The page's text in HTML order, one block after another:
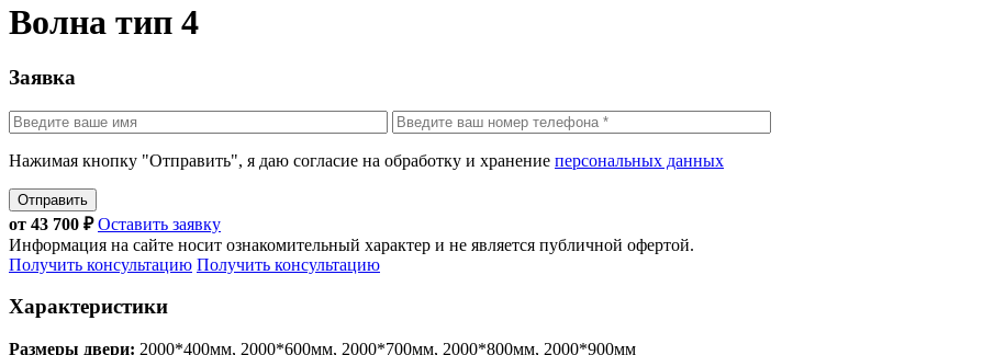
Волна тип 4
Заявка
Нажимая кнопку "Отправить", я даю согласие на обработку и хранение персональных данных
Отправить
от 43 700 ₽Оставить заявку
Информация на сайте носит ознакомительный характер и не является публичной офертой.
Получить консультацию Получить консультацию
Характеристики
Размеры двери: 2000*400мм, 2000*600мм, 2000*700мм, 2000*800мм, 2000*900мм